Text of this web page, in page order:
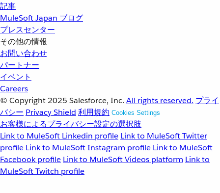
記事
MuleSoft Japan ブログ
プレスセンター
その他の情報
お問い合わせ
パートナー
イベント
Careers
© Copyright 2025 Salesforce, Inc. All rights reserved. プライ
バシー Privacy Shield 利用規約 Cookies Settings
お客様によるプライバシー設定の選択肢
Link to MuleSoft Linkedin profile Link to MuleSoft Twitter
profile Link to MuleSoft Instagram profile Link to MuleSoft
Facebook profile Link to MuleSoft Videos platform Link to
MuleSoft Twitch profile